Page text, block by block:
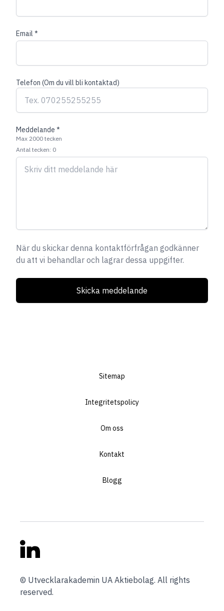
Email *
Telefon (Om du vill bli kontaktad)
Meddelande *
Max 2000 tecken
Antal tecken: 0
När du skickar denna kontaktförfrågan godkänner
du att vi behandlar och lagrar dessa uppgifter.
Skicka meddelande
Sitemap
Integritetspolicy
Om oss
Kontakt
Blogg
Linkedin
© Utvecklarakademin UA Aktiebolag. All rights
reserved.